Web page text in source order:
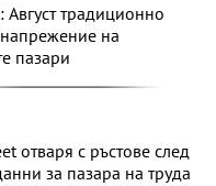
Август традиционно
на
пазари
отваря с ръстове след
за пазара на труда